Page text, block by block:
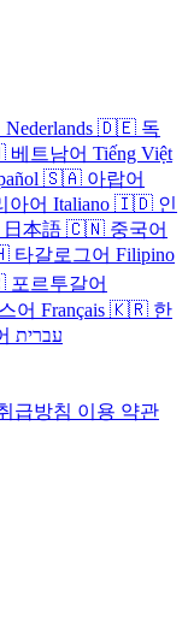
Nederlands 🇩🇪 독
베트남어 Tiếng Việt
🇸🇦 아랍어
아어 Italiano 🇮🇩 인
日本語 🇨🇳 중국어
타갈로그어 Filipino
포르투갈어
어 Français 🇰🇷 한
עברית
급방침 이용 약관